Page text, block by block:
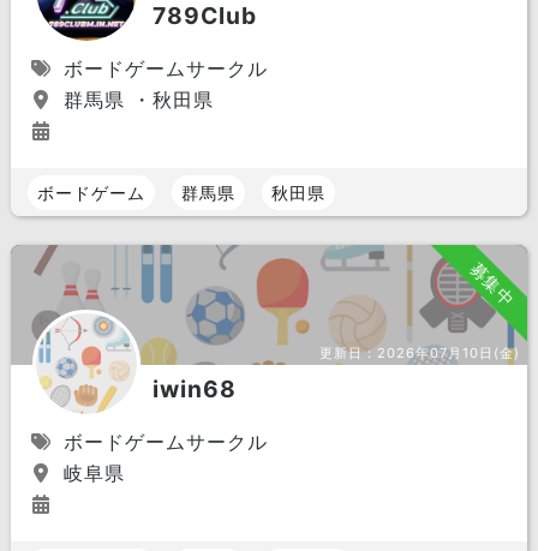
789Club
ボードゲームサークル
群馬県 ・秋田県
ボードゲーム 群馬県 秋田県
募集中
更新日： 2026年07月10日(金)
iwin68
ボードゲームサークル
岐阜県